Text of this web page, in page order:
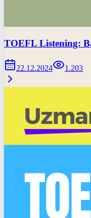
TOEFL Listening:
22.12.2024 1.203